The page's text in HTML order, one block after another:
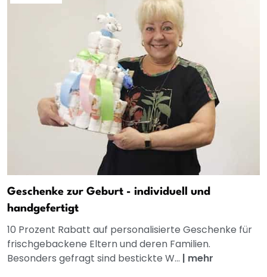
Geschenke zur Geburt - individuell und
handgefertigt
10 Prozent Rabatt auf personalisierte Geschenke für
frischgebackene Eltern und deren Familien.
Besonders gefragt sind bestickte W... | mehr